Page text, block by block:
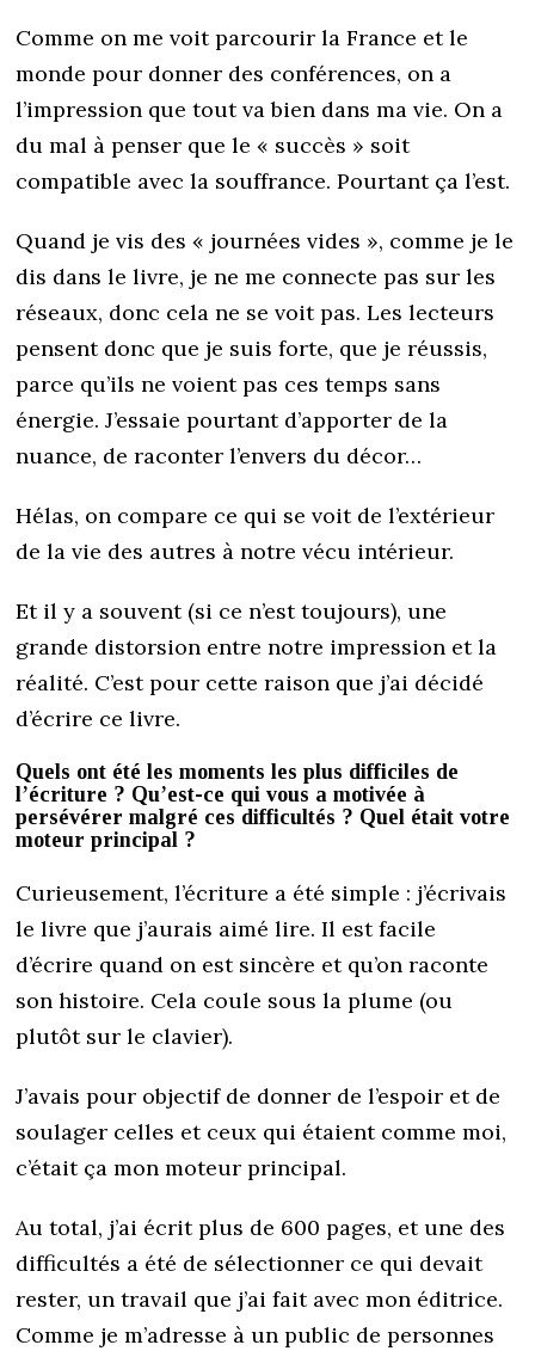
Comme on me voit parcourir la France et le
monde pour donner des conférences, on a
l’impression que tout va bien dans ma vie. On a
du mal à penser que le « succès » soit
compatible avec la souffrance. Pourtant ça l’est.
Quand je vis des « journées vides », comme je le
dis dans le livre, je ne me connecte pas sur les
réseaux, donc cela ne se voit pas. Les lecteurs
pensent donc que je suis forte, que je réussis,
parce qu’ils ne voient pas ces temps sans
énergie. J’essaie pourtant d’apporter de la
nuance, de raconter l’envers du décor…
Hélas, on compare ce qui se voit de l’extérieur
de la vie des autres à notre vécu intérieur.
Et il y a souvent (si ce n’est toujours), une
grande distorsion entre notre impression et la
réalité. C’est pour cette raison que j’ai décidé
d’écrire ce livre.
Quels ont été les moments les plus difficiles de
l’écriture ? Qu’est-ce qui vous a motivée à
persévérer malgré ces difficultés ? Quel était votre
moteur principal ?
Curieusement, l’écriture a été simple : j’écrivais
le livre que j’aurais aimé lire. Il est facile
d’écrire quand on est sincère et qu’on raconte
son histoire. Cela coule sous la plume (ou
plutôt sur le clavier).
J’avais pour objectif de donner de l’espoir et de
soulager celles et ceux qui étaient comme moi,
c’était ça mon moteur principal.
Au total, j’ai écrit plus de 600 pages, et une des
difficultés a été de sélectionner ce qui devait
rester, un travail que j’ai fait avec mon éditrice.
Comme je m’adresse à un public de personnes